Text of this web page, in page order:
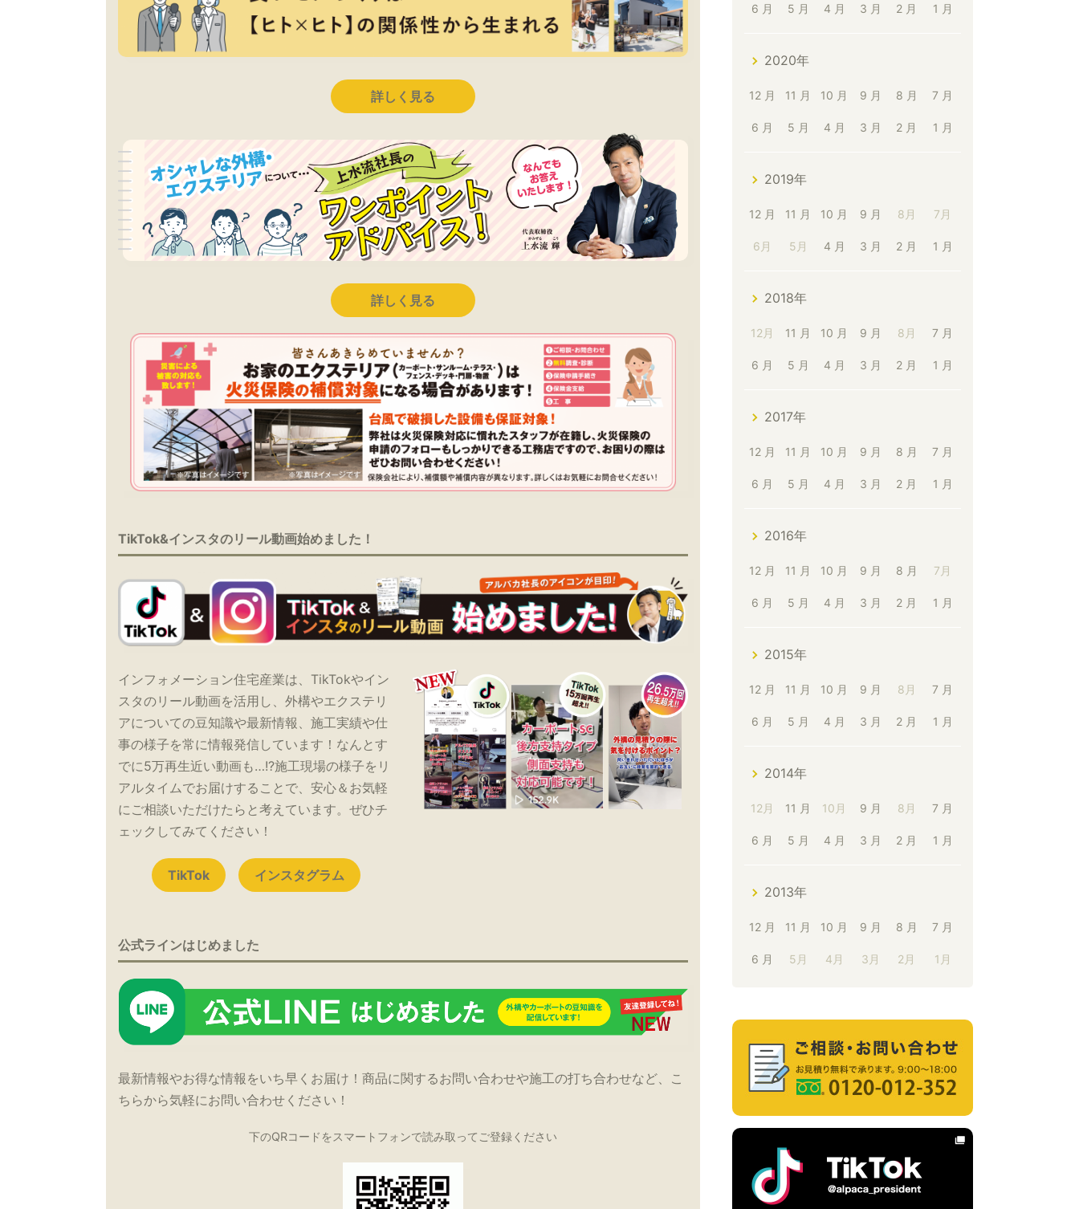
詳しく見る
詳しく見る
TikTok&インスタのリール動画始めました！
インフォメーション住宅産業は、TikTokやイン
スタのリール動画を活用し、外構やエクステリ
アについての豆知識や最新情報、施工実績や仕
事の様子を常に情報発信しています！なんとす
でに5万再生近い動画も…!?施工現場の様子をリ
アルタイムでお届けすることで、安心＆お気軽
にご相談いただけたらと考えています。ぜひチ
ェックしてみてください！
TikTok インスタグラム
公式ラインはじめました
最新情報やお得な情報をいち早くお届け！商品に関するお問い合わせや施工の打ち合わせなど、こ
ちらから気軽にお問い合わせください！
下のQRコードをスマートフォンで読み取ってご登録ください
6 月 5 月 4 月 3 月 2 月 1 月
2020年
12 月 11 月 10 月 9 月 8 月 7 月
6 月 5 月 4 月 3 月 2 月 1 月
2019年
12 月 11 月 10 月 9 月 8月 7月
6月 5月 4 月 3 月 2 月 1 月
2018年
12月 11 月 10 月 9 月 8月 7 月
6 月 5 月 4 月 3 月 2 月 1 月
2017年
12 月 11 月 10 月 9 月 8 月 7 月
6 月 5 月 4 月 3 月 2 月 1 月
2016年
12 月 11 月 10 月 9 月 8 月 7月
6 月 5 月 4 月 3 月 2 月 1 月
2015年
12 月 11 月 10 月 9 月 8月 7 月
6 月 5 月 4 月 3 月 2 月 1 月
2014年
12月 11 月 10月 9 月 8月 7 月
6 月 5 月 4 月 3 月 2 月 1 月
2013年
12 月 11 月 10 月 9 月 8 月 7 月
6 月 5月 4月 3月 2月 1月